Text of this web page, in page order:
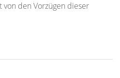
von den Vorzügen dieser